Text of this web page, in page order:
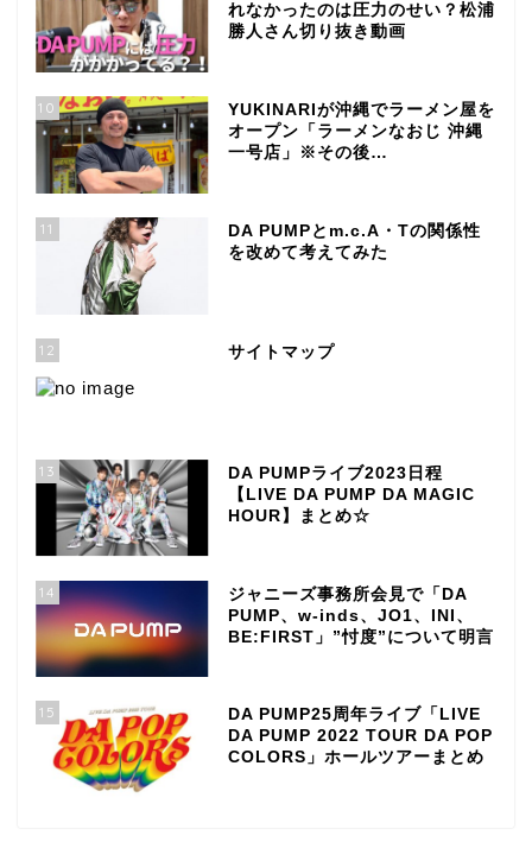
れなかったのは圧力のせい？松浦
勝人さん切り抜き動画
10
YUKINARIが沖縄でラーメン屋を
オープン「ラーメンなおじ 沖縄
一号店」※その後…
11
DA PUMPとm.c.A・Tの関係性
を改めて考えてみた
12 サイトマップ
13
DA PUMPライブ2023日程
【LIVE DA PUMP DA MAGIC
HOUR】まとめ☆
14
ジャニーズ事務所会見で「DA
PUMP、w-inds、JO1、INI、
BE:FIRST」”忖度”について明言
15
DA PUMP25周年ライブ「LIVE
DA PUMP 2022 TOUR DA POP
COLORS」ホールツアーまとめ